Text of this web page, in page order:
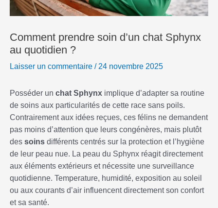
Comment prendre soin d’un chat Sphynx
au quotidien ?
Laisser un commentaire / 24 novembre 2025
Posséder un chat Sphynx implique d’adapter sa routine
de soins aux particularités de cette race sans poils.
Contrairement aux idées reçues, ces félins ne demandent
pas moins d’attention que leurs congénères, mais plutôt
des soins différents centrés sur la protection et l’hygiène
de leur peau nue. La peau du Sphynx réagit directement
aux éléments extérieurs et nécessite une surveillance
quotidienne. Temperature, humidité, exposition au soleil
ou aux courants d’air influencent directement son confort
et sa santé.